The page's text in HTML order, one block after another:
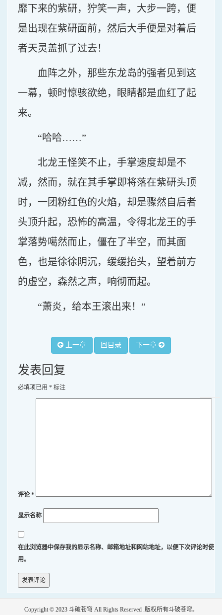
靡下来的紫研，狞笑一声，大步一跨，便
是出现在紫研面前，然后大手便是对着后
者天灵盖抓了过去！
血阵之外，那些东龙岛的强者见到这
一幕，顿时惊骇欲绝，眼睛都是血红了起
来。
“哈哈……”
北龙王怪笑不止，手掌速度却是不
减，然而，就在其手掌即将落在紫研头顶
时，一团粉红色的火焰，却是骤然自后者
头顶升起，恐怖的高温，令得北龙王的手
掌落势噶然而止，僵在了半空，而其面
色，也是徐徐阴沉，缓缓抬头，望着前方
的虚空，森然之声，响彻而起。
“萧炎，给本王滚出来！”
上一章 回目录 下一章
发表回复
必填项已用 * 标注
评论*
显示名称
在此浏览器中保存我的显示名称、邮箱地址和网站地址，以便下次评论时使
用。
Copyright © 2023 斗破苍穹 All Rights Reserved .版权所有斗破苍穹。